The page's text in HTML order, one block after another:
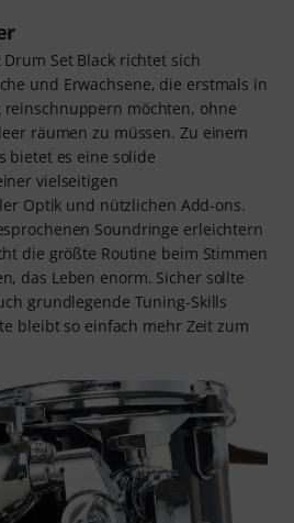
Set Black richtet sich
und Erwachsene, die erstmals in
möchten, ohne
räumen zu müssen. Zu einem
bietet es eine solide
vielseitigen
Optik und nützlichen Add-ons.
Soundringe erleichtern
die größte Routine beim Stimmen
das Leben enorm. Sicher sollte
grundlegende Tuning-Skills
bleibt so einfach mehr Zeit zum